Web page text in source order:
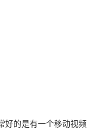
好的是有一个移动视频